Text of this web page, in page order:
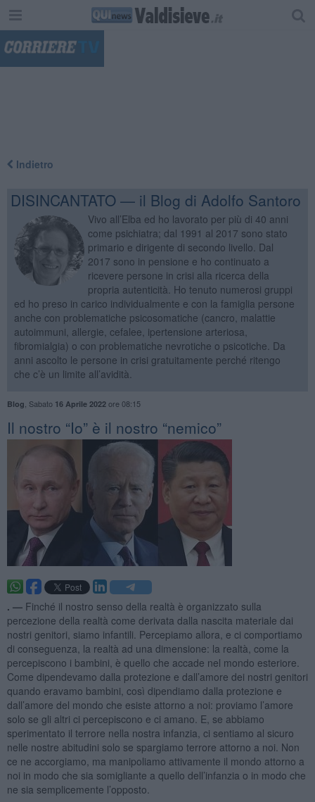
Indietro
DISINCANTATO — il Blog di Adolfo Santoro
Vivo all’Elba ed ho lavorato per più di 40 anni
come psichiatra; dal 1991 al 2017 sono stato
primario e dirigente di secondo livello. Dal
2017 sono in pensione e ho continuato a
ricevere persone in crisi alla ricerca della
propria autenticità. Ho tenuto numerosi gruppi
ed ho preso in carico individualmente e con la famiglia persone
anche con problematiche psicosomatiche (cancro, malattie
autoimmuni, allergie, cefalee, ipertensione arteriosa,
fibromialgia) o con problematiche nevrotiche o psicotiche. Da
anni ascolto le persone in crisi gratuitamente perché ritengo
che c’è un limite all’avidità.
Blog Sabato 16 Aprile 2022ore 08:15
​Il nostro “Io” è il nostro “nemico”
. — Finché il nostro senso della realtà è organizzato sulla
percezione della realtà come derivata dalla nascita materiale dai
nostri genitori, siamo infantili. Percepiamo allora, e ci comportiamo
di conseguenza, la realtà ad una dimensione: la realtà, come la
percepiscono i bambini, è quello che accade nel mondo esteriore.
Come dipendevamo dalla protezione e dall’amore dei nostri genitori
quando eravamo bambini, così dipendiamo dalla protezione e
dall’amore del mondo che esiste attorno a noi: proviamo l’amore
solo se gli altri ci percepiscono e ci amano. E, se abbiamo
sperimentato il terrore nella nostra infanzia, ci sentiamo al sicuro
nelle nostre abitudini solo se spargiamo terrore attorno a noi. Non
ce ne accorgiamo, ma manipoliamo attivamente il mondo attorno a
noi in modo che sia somigliante a quello dell’infanzia o in modo che
ne sia semplicemente l’opposto.